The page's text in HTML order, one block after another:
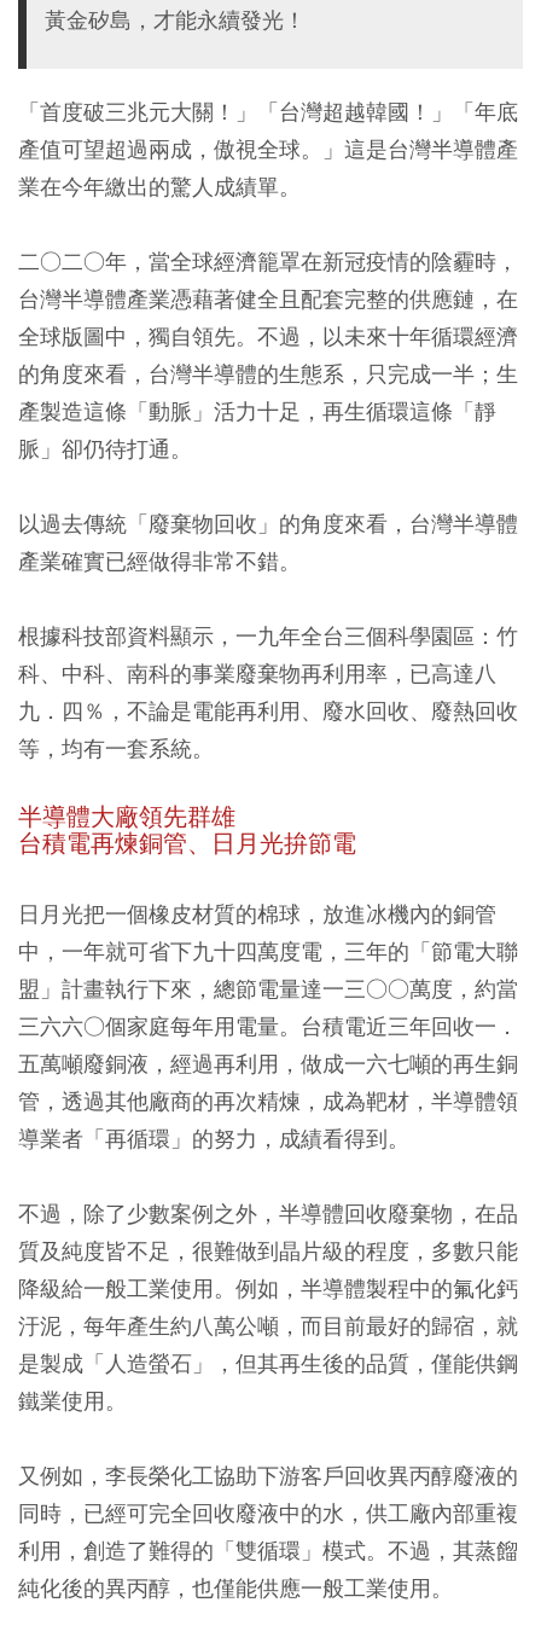
黃金矽島，才能永續發光！
「首度破三兆元大關！」「台灣超越韓國！」「年底
產值可望超過兩成，傲視全球。」這是台灣半導體產
業在今年繳出的驚人成績單。
二○二○年，當全球經濟籠罩在新冠疫情的陰霾時，
台灣半導體產業憑藉著健全且配套完整的供應鏈，在
全球版圖中，獨自領先。不過，以未來十年循環經濟
的角度來看，台灣半導體的生態系，只完成一半；生
產製造這條「動脈」活力十足，再生循環這條「靜
脈」卻仍待打通。
以過去傳統「廢棄物回收」的角度來看，台灣半導體
產業確實已經做得非常不錯。
根據科技部資料顯示，一九年全台三個科學園區：竹
科、中科、南科的事業廢棄物再利用率，已高達八
九．四％，不論是電能再利用、廢水回收、廢熱回收
等，均有一套系統。
半導體大廠領先群雄
台積電再煉銅管、日月光拚節電
日月光把一個橡皮材質的棉球，放進冰機內的銅管
中，一年就可省下九十四萬度電，三年的「節電大聯
盟」計畫執行下來，總節電量達一三○○萬度，約當
三六六○個家庭每年用電量。台積電近三年回收一．
五萬噸廢銅液，經過再利用，做成一六七噸的再生銅
管，透過其他廠商的再次精煉，成為靶材，半導體領
導業者「再循環」的努力，成績看得到。
不過，除了少數案例之外，半導體回收廢棄物，在品
質及純度皆不足，很難做到晶片級的程度，多數只能
降級給一般工業使用。例如，半導體製程中的氟化鈣
汙泥，每年產生約八萬公噸，而目前最好的歸宿，就
是製成「人造螢石」，但其再生後的品質，僅能供鋼
鐵業使用。
又例如，李長榮化工協助下游客戶回收異丙醇廢液的
同時，已經可完全回收廢液中的水，供工廠內部重複
利用，創造了難得的「雙循環」模式。不過，其蒸餾
純化後的異丙醇，也僅能供應一般工業使用。